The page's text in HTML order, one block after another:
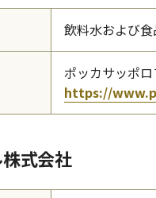
飲料水および
ポッカサッポ
https://
式会社